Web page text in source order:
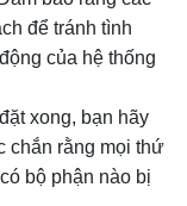
để tránh tình
của hệ thống
xong, bạn hãy
chắn rằng mọi thứ
bộ phận nào bị